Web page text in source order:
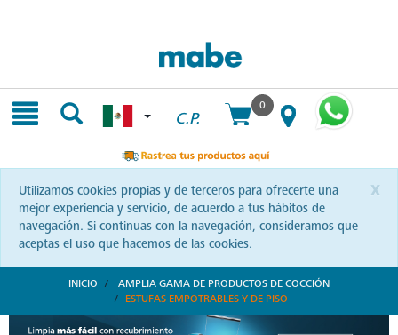
C.P.
0
x
Utilizamos cookies propias y de terceros para ofrecerte una
mejor experiencia y servicio, de acuerdo a tus hábitos de
navegación. Si continuas con la navegación, consideramos que
aceptas el uso que hacemos de las cookies.
INICIO
AMPLIA GAMA DE PRODUCTOS DE COCCIÓN
ESTUFAS EMPOTRABLES Y DE PISO